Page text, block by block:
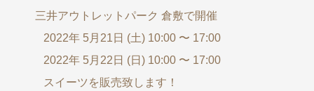
三井アウトレットパーク 倉敷で開催
2022年 5月21日 (土) 10:00 〜 17:00
2022年 5月22日 (日) 10:00 〜 17:00
スイーツを販売致します！